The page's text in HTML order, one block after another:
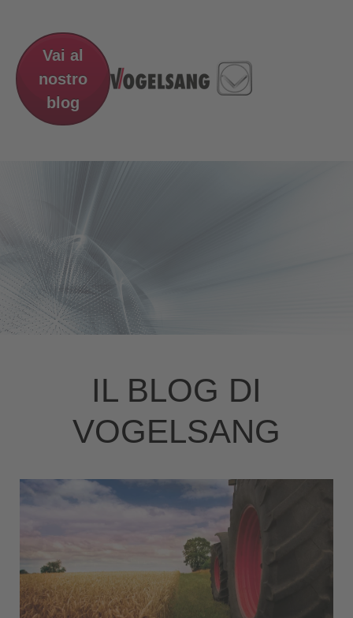
Vai al
nostro
blog
IL BLOG DI
VOGELSANG